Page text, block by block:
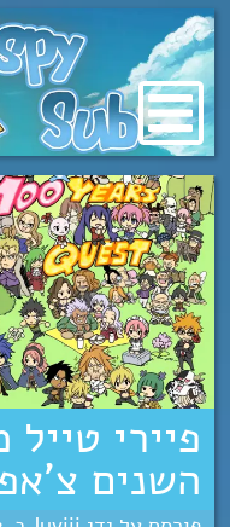
מעבר
לתוכן
פיירי
השנים צ’אפטרים